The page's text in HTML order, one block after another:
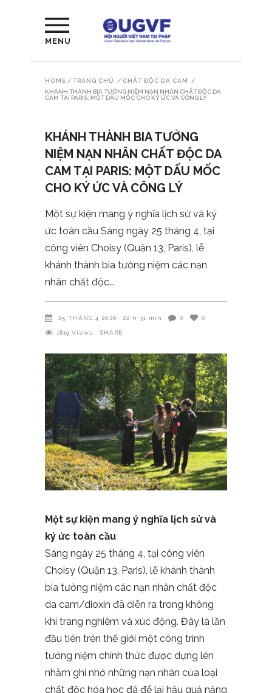
MENU
HOME / TRANG CHỦ / CHẤT ĐỘC DA CAM
/
KHÁNH THÀNH BIA TƯỞNG NIỆM NẠN NHÂN CHẤT ĐỘC DA
CAM TẠI PARIS: MỘT DẤU MỐC CHO KÝ ỨC VÀ CÔNG LÝ
KHÁNH THÀNH BIA TƯỞNG
NIỆM NẠN NHÂN CHẤT ĐỘC DA
CAM TẠI PARIS: MỘT DẤU MỐC
CHO KÝ ỨC VÀ CÔNG LÝ
Một sự kiện mang ý nghĩa lịch sử và ký
ức toàn cầu Sáng ngày 25 tháng 4, tại
công viên Choisy (Quận 13, Paris), lễ
khánh thành bia tưởng niệm các nạn
nhân chất độc
25 THÁNG 4 2026 22 h 31 min 0 0
1819 Views SHARE
Một sự kiện mang ý nghĩa lịch sử và
ký ức toàn cầu
Sáng ngày 25 tháng 4, tại công viên
Choisy (Quận 13, Paris), lễ khánh thành
bia tưởng niệm các nạn nhân chất độc
da cam/dioxin đã diễn ra trong không
khí trang nghiêm và xúc động. Đây là lần
đầu tiên trên thế giới một công trình
tưởng niệm chính thức được dựng lên
nhằm ghi nhớ những nạn nhân của loại
chất độc hóa học đã để lại hậu quả nặng